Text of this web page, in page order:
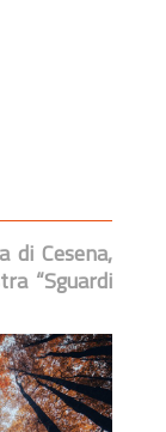
di Cesena,
“Sguardi